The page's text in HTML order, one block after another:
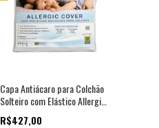
Capa Antiácaro para Colchão
Solteiro com Elástico Allergic
Cover
R$427,00